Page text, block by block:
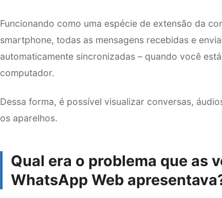
Funcionando como uma espécie de extensão da
smartphone, todas as mensagens recebidas e
automaticamente sincronizadas – quando você
computador.
Dessa forma, é possível visualizar conversas,
os aparelhos.
Qual era o problema que as
WhatsApp Web